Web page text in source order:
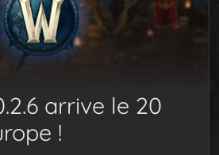
arrive le 20
!